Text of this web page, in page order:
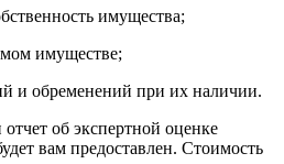
имущества;
имуществе;
и обременений при их наличии.
об экспертной оценке
вам предоставлен. Стоимость